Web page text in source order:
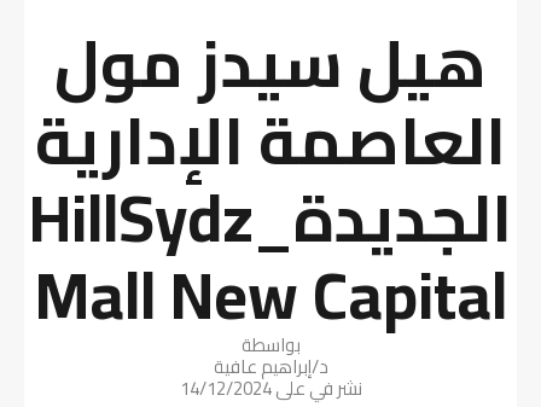
هيل سيدز مول
العاصمة الإدارية
الجديدة_HillSydz
Mall New Capital
بواسطة
د/إبراهيم عافية
نشر في على14/12/2024